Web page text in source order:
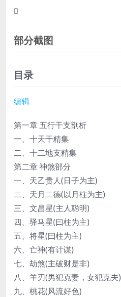
部分截图
目录
编辑
第一章 五行干支剖析
一、十天干精集
二、十二地支精集
第二章 神煞部分
一、天乙贵人(日子为主)
二、天月二德(以月柱为主)
三、文昌星(主人聪明)
四、驿马星(曰柱为主)
五、将星(曰柱为主)
六、亡神(有计谋)
七、劫煞(主破财是非)
八、羊刃(男犯克妻，女犯克夫)
九、桃花(风流好色)